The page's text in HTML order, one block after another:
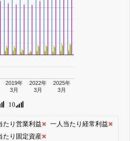
2019年
3月
2022年
3月
2025年
3月
10
たり営業利益
一人当たり経常利益
たり固定資産